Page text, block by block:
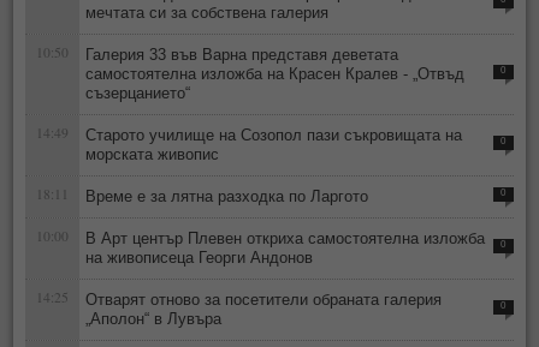
мечтата си за собствена галерия
10:50
Галерия 33 във Варна представя деветата
самостоятелна изложба на Красен Кралев - „Отвъд
съзерцанието“
0
14:49
Старото училище на Созопол пази съкровищата на
морската живопис
0
18:11 Време е за лятна разходка по Ларгото 0
10:00
В Арт център Плевен откриха самостоятелна изложба
на живописеца Георги Андонов
0
14:25
Отварят отново за посетители обраната галерия
„Аполон“ в Лувъра
0